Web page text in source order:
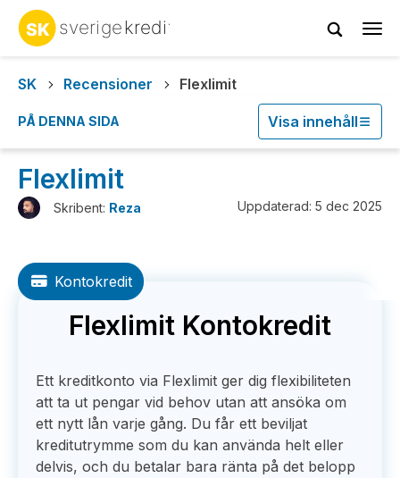
SK
Recensioner Flexlimit
PÅ DENNA SIDA Visa innehåll
Flexlimit
Skribent: Reza Uppdaterad: 5 dec 2025
Kontokredit
Flexlimit Kontokredit
Ett kreditkonto via Flexlimit ger dig flexibiliteten
att ta ut pengar vid behov utan att ansöka om
ett nytt lån varje gång. Du får ett beviljat
kreditutrymme som du kan använda helt eller
delvis, och du betalar bara ränta på det belopp